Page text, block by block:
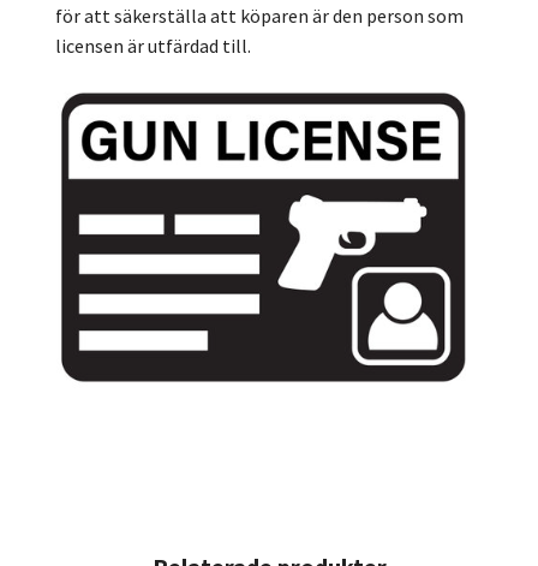
för att säkerställa att köparen är den person som
licensen är utfärdad till.